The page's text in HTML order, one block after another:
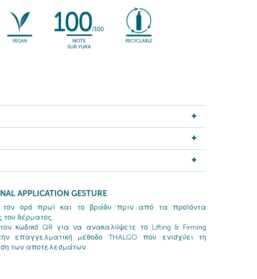
APPLICATION GESTURE
τον ορό πρωί και το βράδυ πριν από τα προϊόντα
του δέρματος.
κωδικό QR για να ανακαλύψετε το Lifting & Firming
επαγγελματική μέθοδο THALGO που ενισχύει τη
των αποτελεσμάτων.